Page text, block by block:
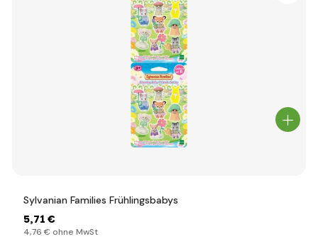
Sylvanian Families Frühlingsbabys
5,71 €
4,76 € ohne MwSt